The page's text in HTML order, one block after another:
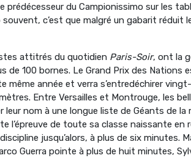
prédécesseur du Campionissimo sur les
c’est que malgré un gabarit réduit
attitrés du quotidien Paris-Soir, ont la
de 100 bornes. Le Grand Prix des Nations
même année et verra s’entredéchirer
Entre Versailles et Montrouge, les
nom à une longue liste de Géants de la
l’épreuve de toute sa classe naissante en
jusqu’alors, à plus de six minutes.
Guerra pointe à plus de huit minutes,